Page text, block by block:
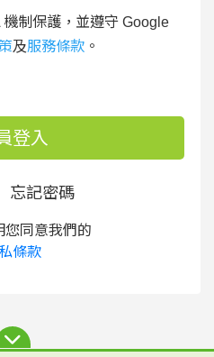
制保護，並遵守 Google
及服務條款 。
登入
忘記密碼
您同意我們的
條款